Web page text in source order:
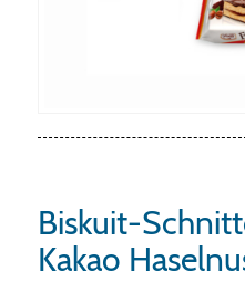
Biskuit-
Kakao